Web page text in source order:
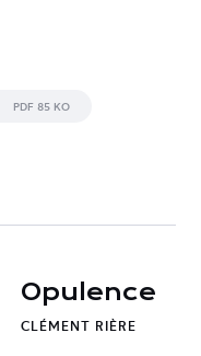
PDF 85 KO
Opulence
CLÉMENT RIÈRE